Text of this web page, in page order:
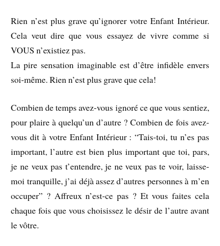
Rien n’est plus grave qu’ignorer votre Enfant Intérieur.
Cela veut dire que vous essayez de vivre comme si
VOUS n’existiez pas.
La pire sensation imaginable est d’être infidèle envers
soi-même. Rien n’est plus grave que cela!
Combien de temps avez-vous ignoré ce que vous sentiez,
pour plaire à quelqu’un d’autre ? Combien de fois avez-
vous dit à votre Enfant Intérieur : “Tais-toi, tu n’es pas
important, l’autre est bien plus important que toi, pars,
je ne veux pas t’entendre, je ne veux pas te voir, laisse-
moi tranquille, j’ai déjà assez d’autres personnes à m’en
occuper” ? Affreux n’est-ce pas ? Et vous faites cela
chaque fois que vous choisissez le désir de l’autre avant
le vôtre.